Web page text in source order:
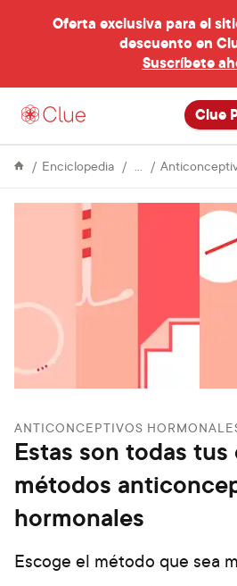
Oferta exclusiva para el
descuento en
Suscríbete
Clue
Enciclopedia Anticonceptivos
ANTICONCEPTIVOS
Estas son todas
métodos
hormonales
Escoge el método que sea